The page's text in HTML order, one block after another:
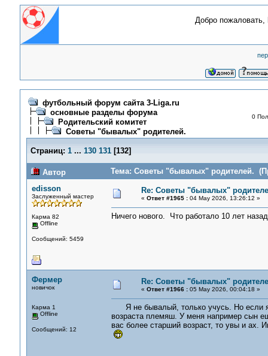
Добро пожаловать,
футбольный форум сайта 3-Liga.ru
основные разделы форума
Родительский комитет
Советы "бывалых" родителей.
0
Страниц: 1 ... 130 131[132]
Автор
Тема: Советы "бывалых" родителей.
edisson
Заслуженный мастер
Карма 82
Offline
Сообщений: 5459
Re: Советы "бывалых"
« Ответ #1965 :04 May 2026, 13:26:12 »
Ничего нового. Что работало 10 лет
Фермер
новичок
Карма 1
Offline
Сообщений: 12
Re: Советы "бывалых"
« Ответ #1966 :05 May 2026, 00:04:18 »
Я не бывалый, только учусь. Но если я
возраста племяш. У меня например сын
вас более старший возраст, то увы и ах.